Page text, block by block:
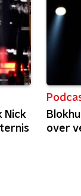
Nick
over